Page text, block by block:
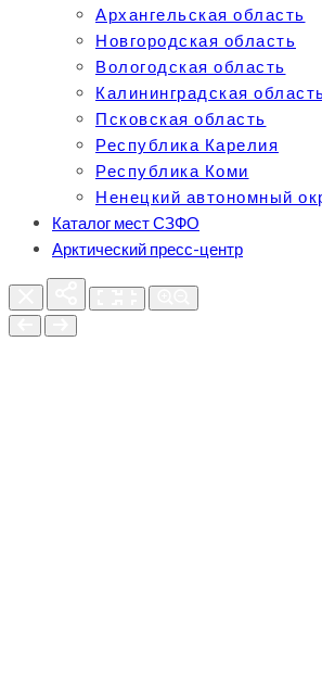
Архангельская область
Новгородская область
Вологодская область
Калининградская
Псковская область
Республика Карелия
Республика Коми
Ненецкий автономный
Каталог мест СЗФО
Арктический пресс-центр